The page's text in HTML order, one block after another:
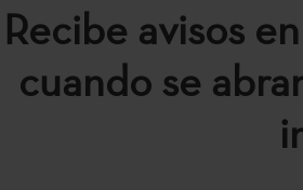
Recibe avisos
cuando se